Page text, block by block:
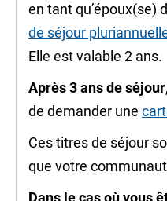
en tant qu’époux(se)
de séjour
Elle est valable 2 ans.
Après 3 ans de séjour
de demander une
Ces titres de séjour
que votre
Dans le cas où vous